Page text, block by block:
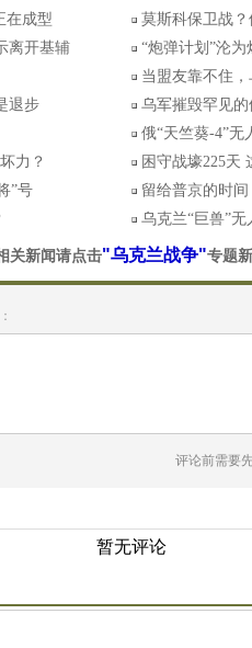
在成型
莫斯科保卫战
离开基辅
“炮弹计划”沦
当盟友靠不住
退步
乌军摧毁罕见的
俄“天竺葵-4”
力？
困守战壕225天
”号
留给普京的时
乌克兰“巨兽”
关新闻请点击"乌克兰战争"专题
评论前需要
暂无评论